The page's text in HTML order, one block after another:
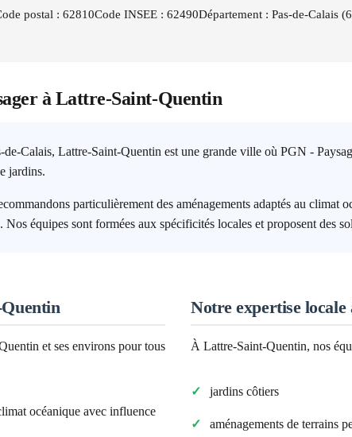
postal : 62810Code INSEE : 62490Département : Pas-de-Calais(
à Lattre-Saint-Quentin
de-Calais, Lattre-Saint-Quentin est une grande ville où PGN -
jardins.
particulièrement des aménagements adaptés au climat
équipes sont formées aux spécificités locales et proposent des
et ses environs pour tous
océanique avec influence
Notre expertise locale
À Lattre-Saint-Quentin, nos
jardins côtiers
aménagements de terrains